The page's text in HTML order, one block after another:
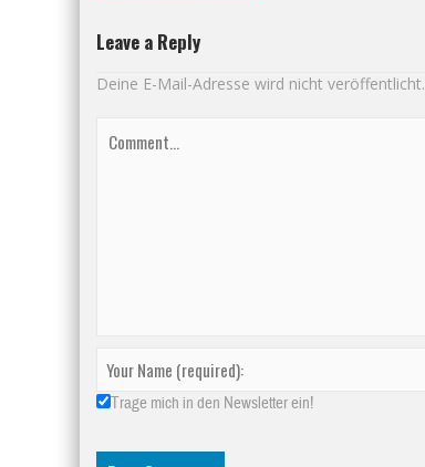
Leave a Reply
Deine E-Mail-Adresse wird nicht veröffentlicht.
Trage mich in den Newsletter ein!